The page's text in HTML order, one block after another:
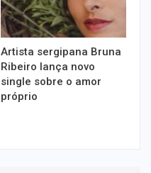
Artista sergipana Bruna
Ribeiro lança novo
single sobre o amor
próprio